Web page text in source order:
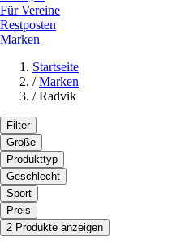
Für Vereine
Restposten
Marken
Startseite
/ Marken
/ Radvik
Filter
Größe
Produkttyp
Geschlecht
Sport
Preis
2 Produkte anzeigen